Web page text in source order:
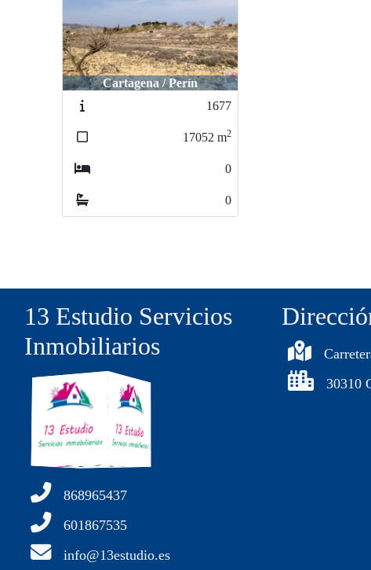
Cartagena / Perín
1677
17052 m2
0
0
13 Estudio Servicios
Inmobiliarios
868965437
601867535
info@13estudio.es
30310